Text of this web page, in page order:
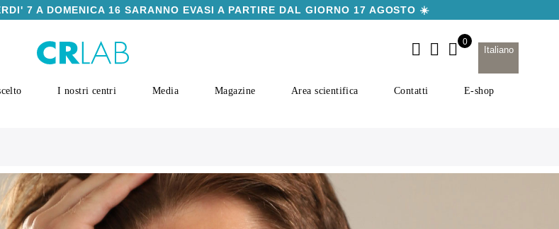
7 A DOMENICA 16 SARANNO EVASI A PARTIRE DAL GIORNO 17 AGOSTO ☀️
Italiano
I nostri centri Media Magazine Area scientifica Contatti E-shop